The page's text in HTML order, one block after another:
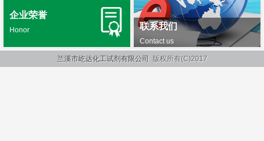
联系我们
Contact us
企业荣誉
Honor
兰溪市屹达化工试剂有限公司 版权所有(C)2017